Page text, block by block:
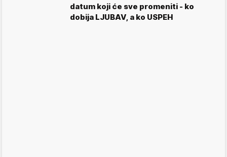
datum koji će sve promeniti - ko
dobija LJUBAV, a ko USPEH